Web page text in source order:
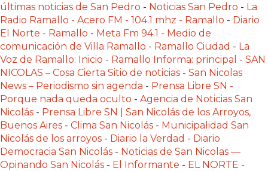
CREAR
TIENDA
ONLINE
SIN
COMISIÓN
POR
VENTA
QUÉ
CADA
VEZ
últimas noticias de San Pedro - Noticias San Pedro - La
Radio Ramallo - Acero FM - 104.1 mhz - Ramallo - Diario
El Norte - Ramallo - Meta Fm 94.1 - Medio de
comunicación de Villa Ramallo - Ramallo Ciudad - La
Voz de Ramallo: Inicio - Ramallo Informa: principal - SAN
NICOLAS – Cosa Cierta Sitio de noticias - San Nicolas
News – Periodismo sin agenda - Prensa Libre SN -
Porque nada queda oculto - Agencia de Noticias San
Nicolás - Prensa Libre SN | San Nicolás de los Arroyos,
Buenos Aires - Clima San Nicolás - Municipalidad San
Nicolás de los arroyos - Diario la Verdad - Diario
Democracia San Nicolás - Noticias de San Nicolas —
Opinando San Nicolás - El Informante - EL NORTE -